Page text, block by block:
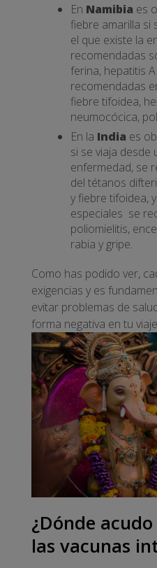
En Namibia es
fiebre amarilla si
el que existe la
recomendadas
ferina, hepatitis
recomendadas
fiebre tifoidea,
neumocócica,
En la India es
si se viaja desde
enfermedad, se
del tétanos
y fiebre tifoidea,
especiales se
poliomielitis,
rabia y gripe.
Como has podido ver,
exigencias y es
evitar problemas de
forma negativa en tu
¿Dónde
las vacunas